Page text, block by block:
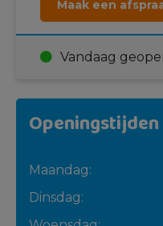
Maak een
Vandaag
Openingstijden
Maandag:
Dinsdag: